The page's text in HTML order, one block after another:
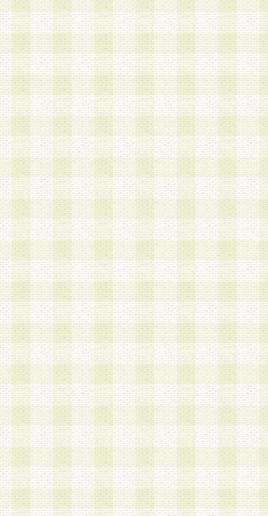
かじめ会員の同意を得たうえで利用するものとし
a.本サービスの実施または運営
b.本サービスに係る謝礼、景品、調査サンプル品
c.会員からの電話、メール等の問い合わせなどへ
d.その他これらに付随する業務
2.当社は、会員個人を識別することのできる情報
会員情報を本人の承諾なく第三者に開示すること
人を識別できる情報について第三者に開示または
社は事前に会員本人の同意を得るものとします。
3.前項の定めに拘わらず、当社は、以下の目的に
意を 得ることなく、会員個人を識別できる情報
づき選定した委託業者に対して当社の責任におい
できるものとします。な お、当社は、当該委託
契約を締結しこれを遵守させるとともに、本規約
の注意をもって当該情報を使用させるものとし ま
a.本サービスに係る謝礼、景品、調査サンプル品
b.会員からの電話、メール等の問い合わせなどへ
c.モバイルリサーチ、またはグループ形式による
実施もしくは運営
d.その他これらに付随する業務
4.会員は、住所、電話番号その他の登録情報につ
合は、速やかに当社所定の変更手続きを行うもの
5.当社は、必要と認めた場合、会員に対して、電
手段により登録情報の対象者が会員登録者本人で
の内容が正確であること、アンケートの回答内容
うことができるものとます。
6.会員は、会員登録後当社が定期的に行う登録情
して、当社指定の期間内に更新手続きを行うもの
該期間内に更新手続きを行わない場合、その時点
発行したポイントは失効されるものとします。